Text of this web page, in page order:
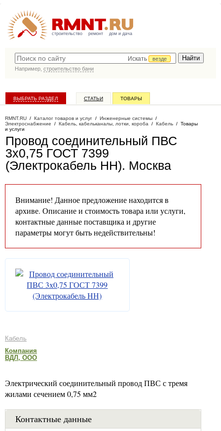
строительство ремонт дом и дача
Искать
везде
Например, строительство бани
ВЫБРАТЬ РАЗДЕЛ СТАТЬИ ТОВАРЫ
RMNT.RU / Каталог товаров и услуг / Инженерные системы /
Электроснабжение / Кабель, кабельканалы, лотки, короба / Кабель / Товары
и услуги
Провод соединительный ПВС
3х0,75 ГОСТ 7399
(Электрокабель НН). Москва
Внимание! Данное предложение находится в
архиве. Описание и стоимость товара или услуги,
контактные данные поставщика и другие
параметры могут быть недействительны!
Кабель
Компания
ВДЛ, ООО
Электрический соединительный провод ПВС с тремя
жилами сечением 0,75 мм2
Контактные данные